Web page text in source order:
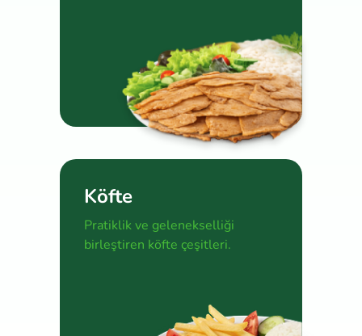
Köfte
Pratiklik ve gelenekselliği
birleştiren köfte çeşitleri.